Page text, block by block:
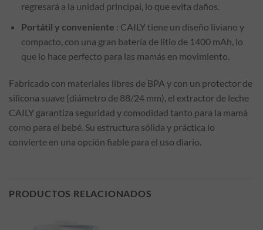
regresará a la unidad principal, lo que evita daños.
Portátil y conveniente : CAILY tiene un diseño liviano y
compacto, con una gran batería de litio de 1400 mAh, lo
que lo hace perfecto para las mamás en movimiento.
Fabricado con materiales libres de BPA y con un protector de
silicona suave (diámetro de 88/24 mm), el extractor de leche
CAILY garantiza seguridad y comodidad tanto para la mamá
como para el bebé. Su estructura sólida y práctica lo
convierte en una opción fiable para el uso diario.
PRODUCTOS RELACIONADOS